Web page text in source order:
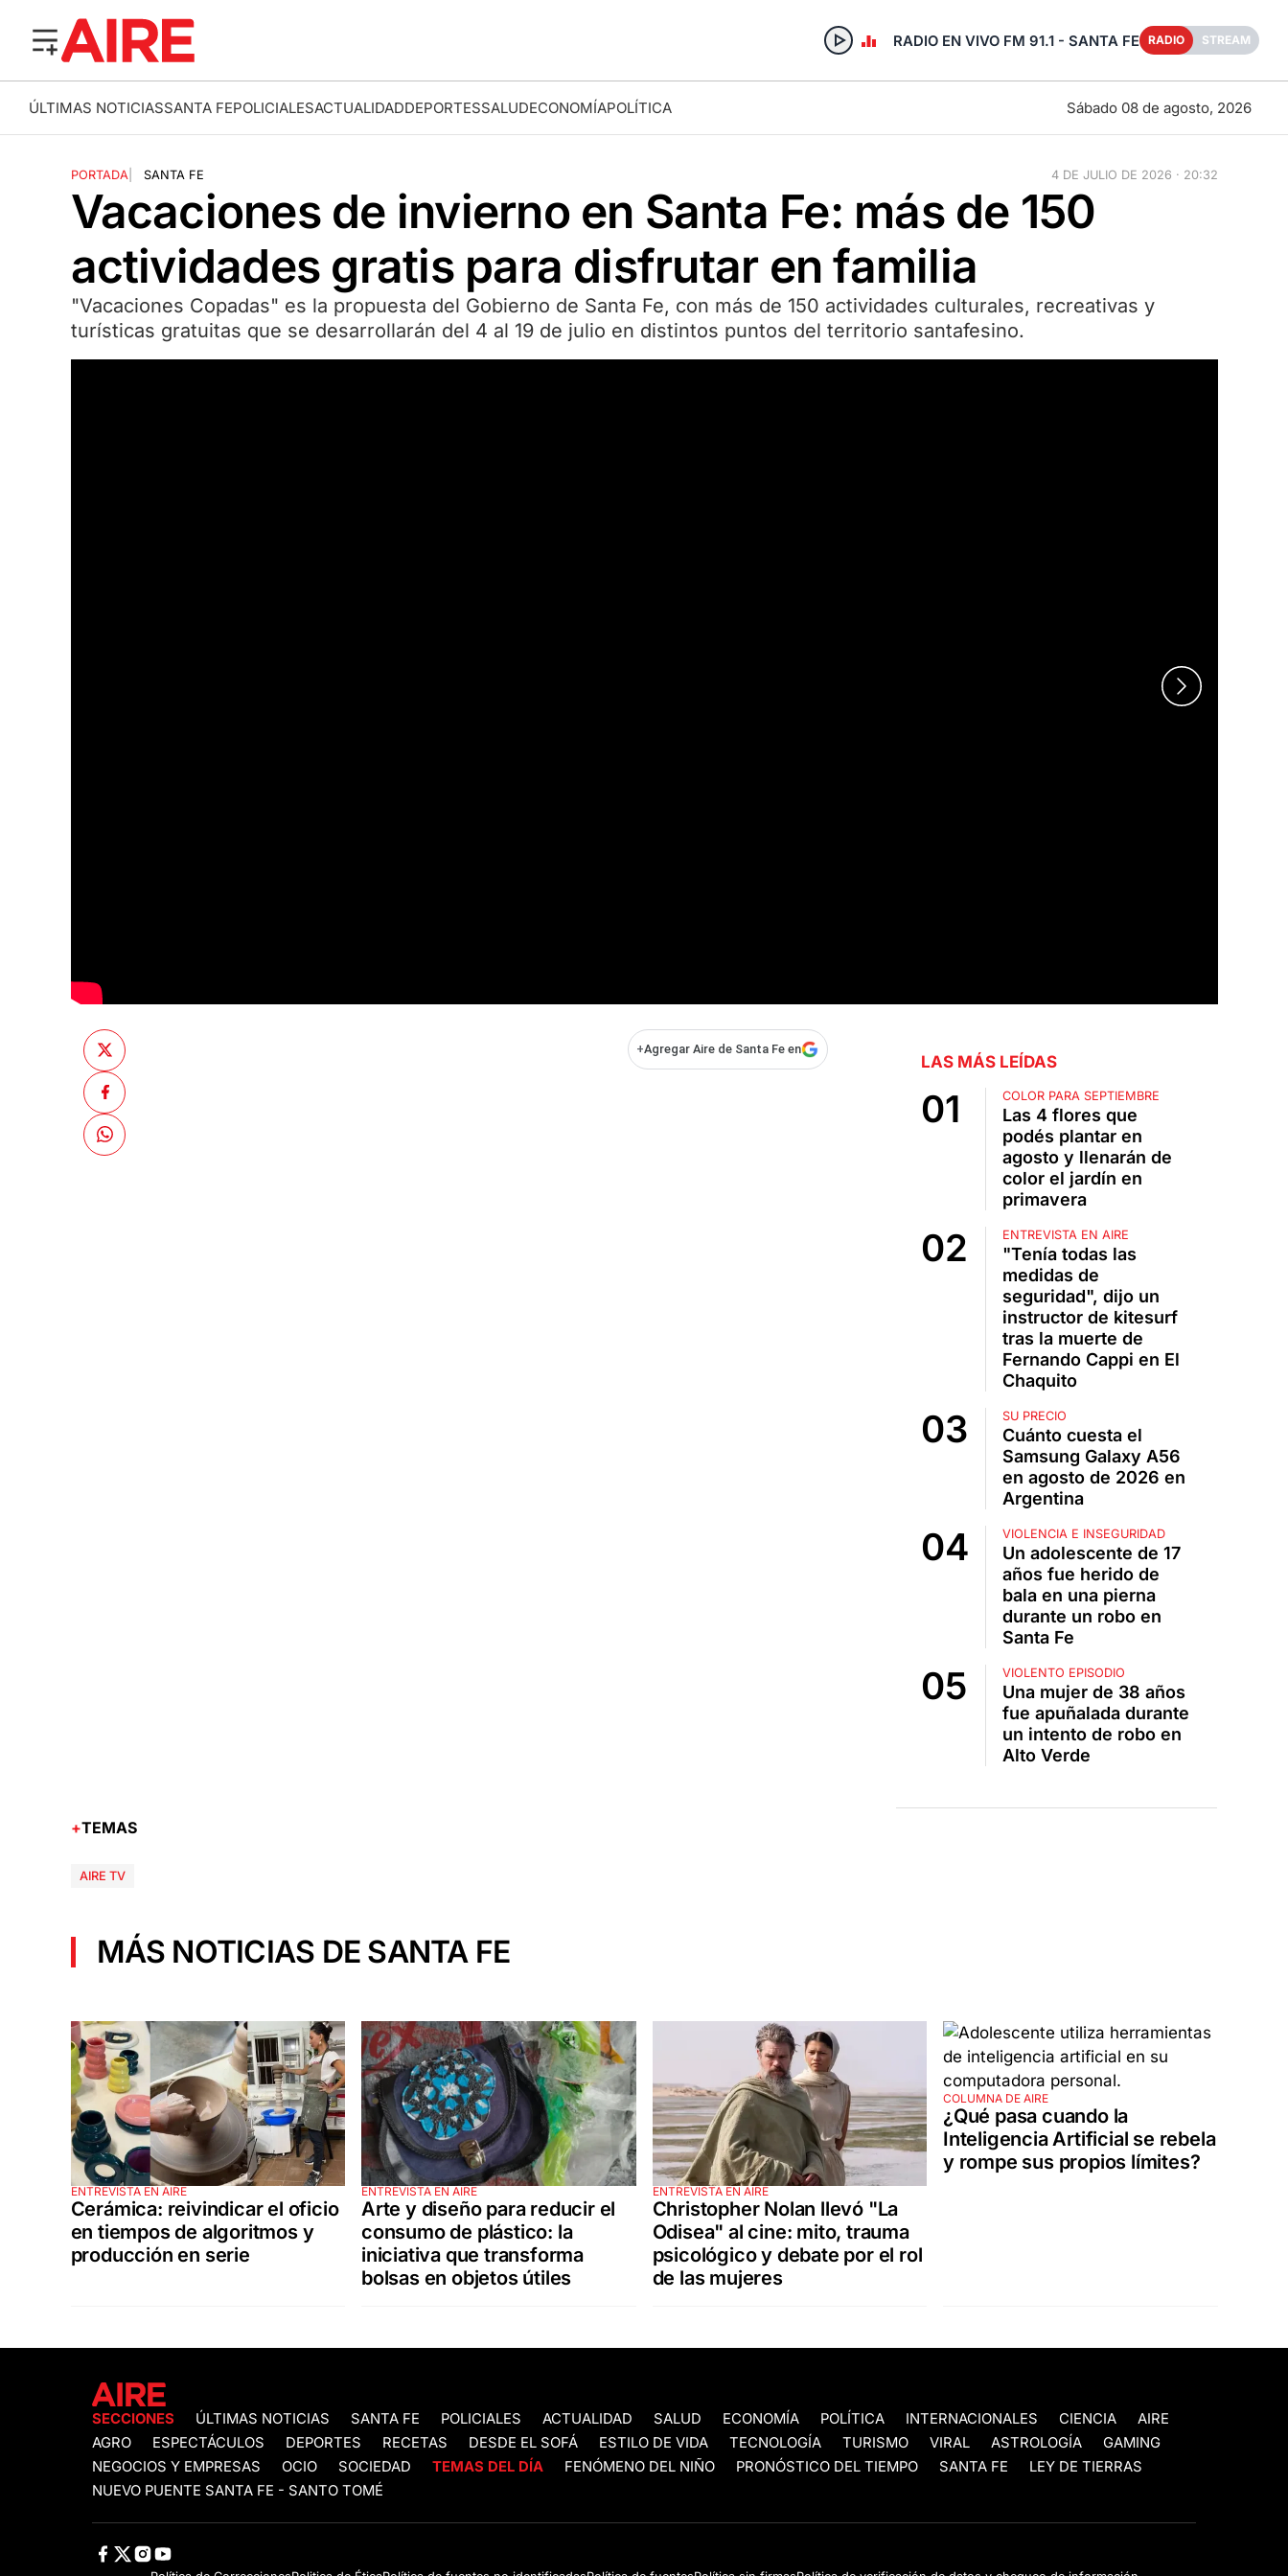
RADIO EN VIVO FM 91.1 - SANTA FE RADIO STREAM
ÚLTIMAS NOTICIASSANTA FEPOLICIALESACTUALIDADDEPORTESSALUDECONOMÍAPOLÍTICA Sábado 08 de agosto, 2026
PORTADA SANTA FE 4 DE JULIO DE 2026 · 20:32
Vacaciones de invierno en Santa Fe: más de 150
actividades gratis para disfrutar en familia
"Vacaciones Copadas" es la propuesta del Gobierno de Santa Fe, con más de 150 actividades culturales, recreativas y
turísticas gratuitas que se desarrollarán del 4 al 19 de julio en distintos puntos del territorio santafesino.
+Agregar Aire de Santa Fe en
LAS MÁS LEÍDAS
COLOR PARA SEPTIEMBRE
Las 4 flores que
podés plantar en
agosto y llenarán de
color el jardín en
primavera
ENTREVISTA EN AIRE
"Tenía todas las
medidas de
seguridad", dijo un
instructor de kitesurf
tras la muerte de
Fernando Cappi en El
Chaquito
SU PRECIO
Cuánto cuesta el
Samsung Galaxy A56
en agosto de 2026 en
Argentina
VIOLENCIA E INSEGURIDAD
Un adolescente de 17
años fue herido de
bala en una pierna
durante un robo en
Santa Fe
VIOLENTO EPISODIO
Una mujer de 38 años
fue apuñalada durante
un intento de robo en
Alto Verde
TEMAS
AIRE TV
MÁS NOTICIAS DE SANTA FE
ENTREVISTA EN AIRE
Cerámica: reivindicar el oficio
en tiempos de algoritmos y
producción en serie
ENTREVISTA EN AIRE
Arte y diseño para reducir el
consumo de plástico: la
iniciativa que transforma
bolsas en objetos útiles
ENTREVISTA EN AIRE
Christopher Nolan llevó "La
Odisea" al cine: mito, trauma
psicológico y debate por el rol
de las mujeres
COLUMNA DE AIRE
¿Qué pasa cuando la
Inteligencia Artificial se rebela
y rompe sus propios límites?
SECCIONES ÚLTIMAS NOTICIAS SANTA FE POLICIALES ACTUALIDAD SALUD ECONOMÍA POLÍTICA INTERNACIONALES CIENCIA
AIRE
AGRO
ESPECTÁCULOS DEPORTES RECETAS DESDE EL SOFÁ ESTILO DE VIDA TECNOLOGÍA TURISMO VIRAL ASTROLOGÍA
GAMING
NEGOCIOS Y EMPRESAS
OCIO SOCIEDAD TEMAS DEL DÍA FENÓMENO DEL NIÑO PRONÓSTICO DEL TIEMPO SANTA FE
LEY DE TIERRAS
NUEVO PUENTE SANTA FE - SANTO TOMÉ